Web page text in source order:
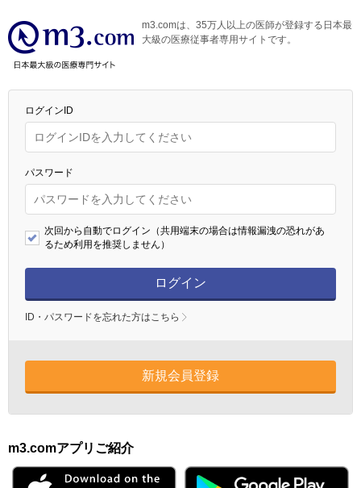
m3.comは、35万人以上の医師が登録する日本最
大級の医療従事者専用サイトです。
ログインID
パスワード
次回から自動でログイン（共用端末の場合は情報漏洩の恐れがあ
るため利用を推奨しません）
ログイン
ID・パスワードを忘れた方はこちら
新規会員登録
m3.comアプリご紹介